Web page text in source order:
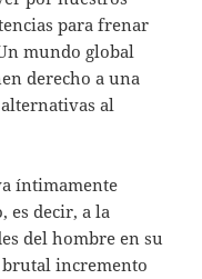
para frenar
mundo global
derecho a una
al
íntimamente
es decir, a la
del hombre en su
brutal incremento